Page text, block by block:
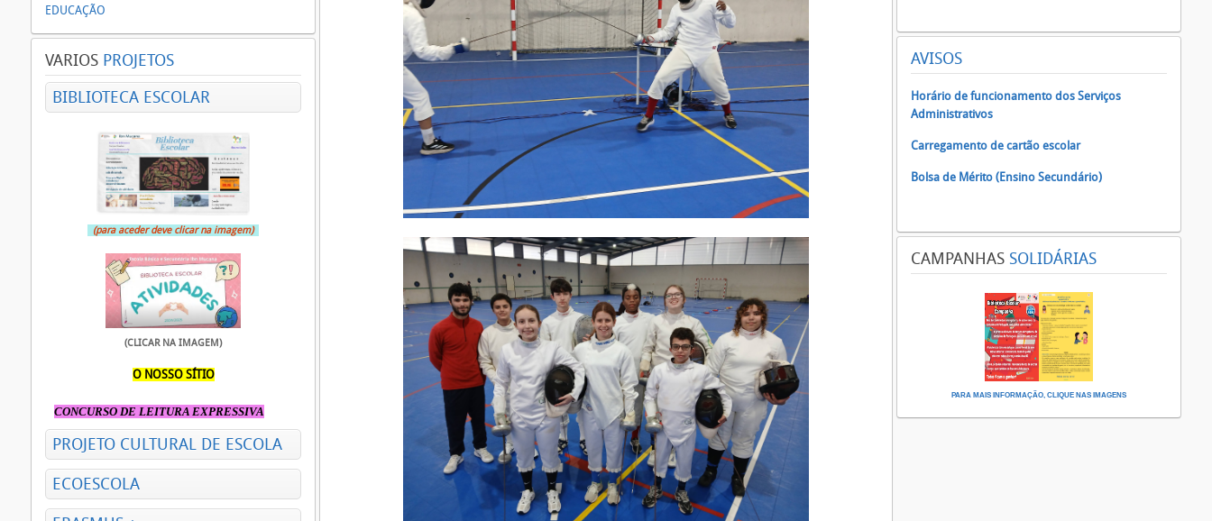
EDUCAÇÃO
VARIOS PROJETOS
BIBLIOTECA ESCOLAR
(para aceder deve clicar na imagem)
(CLICAR NA IMAGEM)
O NOSSO SÍTIO
CONCURSO DE LEITURA EXPRESSIVA
PROJETO CULTURAL DE ESCOLA
ECOESCOLA
AVISOS
Horário de funcionamento dos Serviços
Administrativos
Carregamento de cartão escolar
Bolsa de Mérito (Ensino Secundário)
CAMPANHAS SOLIDÁRIAS
PARA MAIS INFORMAÇÃO, CLIQUE NAS IMAGENS